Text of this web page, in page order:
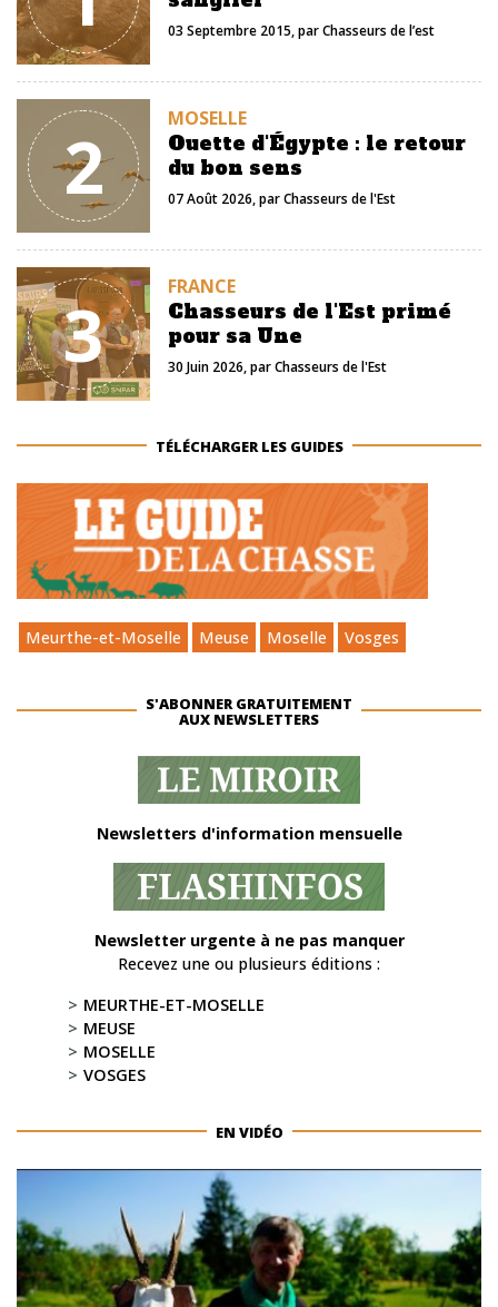
03 Septembre 2015, parChasseurs de l’est
2 MOSELLE
Ouette d'Égypte : le retour
du bon sens
07 Août 2026, parChasseurs de l'Est
3 FRANCE
Chasseurs de l'Est primé
pour sa Une
30 Juin 2026, parChasseurs de l'Est
TÉLÉCHARGER LES GUIDES
Meurthe-et-Moselle Meuse Moselle Vosges
S'ABONNER GRATUITEMENT
AUX NEWSLETTERS
Newsletters d'information mensuelle
Newsletter urgente à ne pas manquer
Recevez une ou plusieurs éditions :
MEURTHE-ET-MOSELLE
MEUSE
MOSELLE
VOSGES
EN VIDÉO